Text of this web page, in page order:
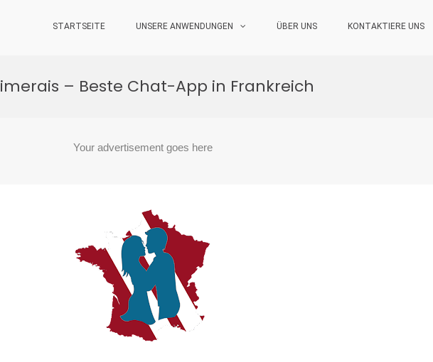
STARTSEITE UNSERE ANWENDUNGEN ÜBER UNS KONTAKTIERE UNS
– Beste Chat-App in Frankreich